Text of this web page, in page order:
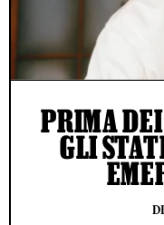
PRIMA
GLI